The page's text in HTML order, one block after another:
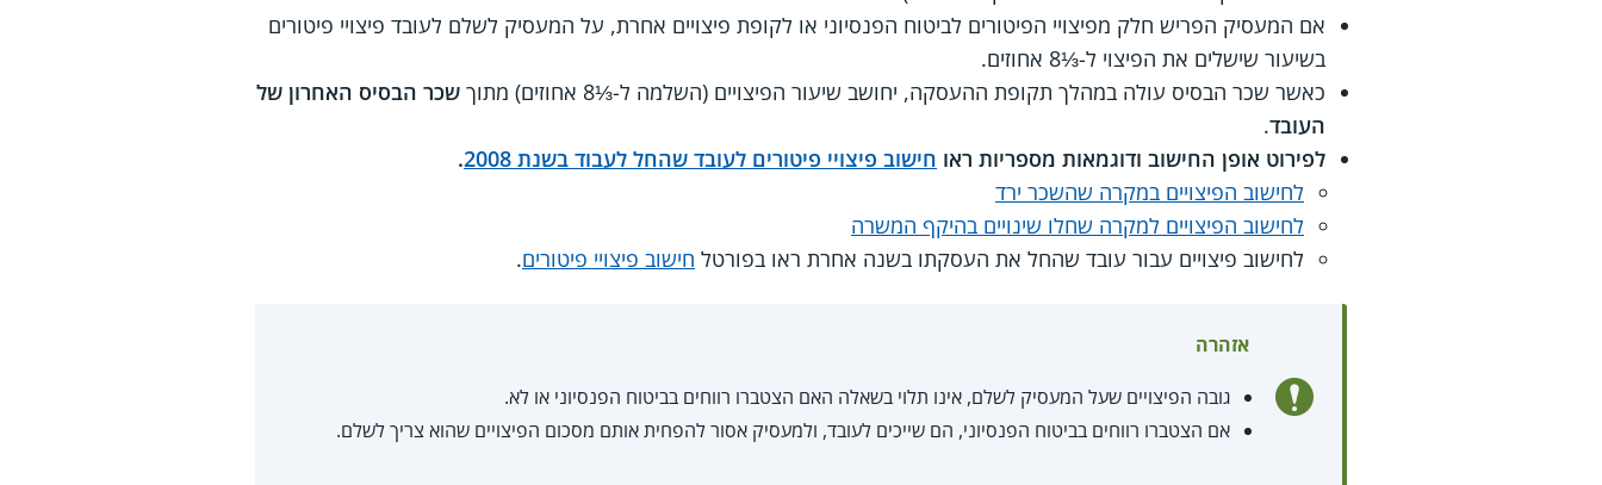
אם המעסיק הפריש חלק מפיצויי הפיטורים לביטוח הפנסיוני או לקופת פיצויים אחרת, על המעסיק לשלם לעובד פיצויי פיטורים
בשיעור שישלים את הפיצוי ל-⅓8 אחוזים.
כאשר שכר הבסיס עולה במהלך תקופת ההעסקה, יחושב שיעור הפיצויים (השלמה ל-⅓8 אחוזים) מתוך
שכר הבסיס האחרון של
העובד.
לפירוט אופן החישוב ודוגמאות מספריות ראו חישוב פיצויי פיטורים לעובד שהחל לעבוד בשנת 2008
.
לחישוב הפיצויים במקרה שהשכר ירד
לחישוב הפיצויים למקרה שחלו שינויים בהיקף המשרה
לחישוב פיצויים עבור עובד שהחל את העסקתו בשנה אחרת ראו בפורטל חישוב פיצויי פיטורים.
אזהרה
גובה הפיצויים שעל המעסיק לשלם, אינו תלוי בשאלה האם הצטברו רווחים בביטוח הפנסיוני או לא.
אם הצטברו רווחים בביטוח הפנסיוני, הם שייכים לעובד, ולמעסיק אסור להפחית אותם מסכום הפיצויים שהוא צריך לשלם.